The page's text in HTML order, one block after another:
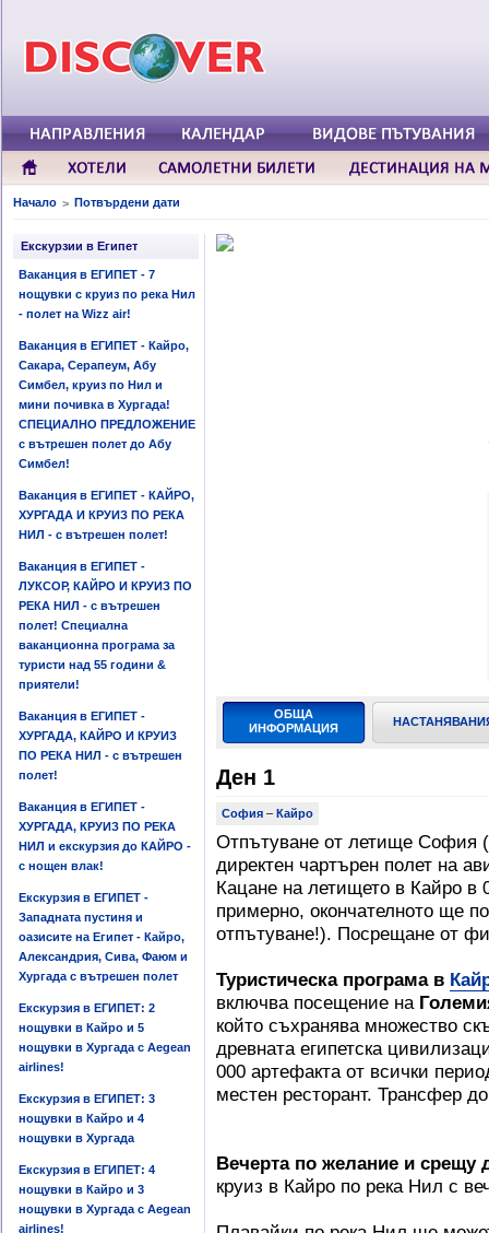
Начало > Потвърдени дати
Екскурзии в Египет
Ваканция в ЕГИПЕТ - 7
нощувки с круиз по река Нил
- полет на Wizz air!
Ваканция в ЕГИПЕТ - Кайро,
Сакара, Серапеум, Абу
Симбел, круиз по Нил и
мини почивка в Хургада!
СПЕЦИАЛНО ПРЕДЛОЖЕНИЕ
с вътрешен полет до Абу
Симбел!
Ваканция в ЕГИПЕТ - КАЙРО,
ХУРГАДА И КРУИЗ ПО РЕКА
НИЛ - с вътрешен полет!
Ваканция в ЕГИПЕТ -
ЛУКСОР, КАЙРО И КРУИЗ ПО
РЕКА НИЛ - с вътрешен
полет! Специална
ваканционна програма за
туристи над 55 години &
приятели!
Ваканция в ЕГИПЕТ -
ХУРГАДА, КАЙРО И КРУИЗ
ПО РЕКА НИЛ - с вътрешен
полет!
Ваканция в ЕГИПЕТ -
ХУРГАДА, КРУИЗ ПО РЕКА
НИЛ и екскурзия до КАЙРО -
с нощен влак!
Екскурзия в ЕГИПЕТ -
Западната пустиня и
оазисите на Египет - Кайро,
Александрия, Сива, Фаюм и
Хургада с вътрешен полет
Екскурзия в ЕГИПЕТ: 2
нощувки в Кайро и 5
нощувки в Хургада с Aegean
airlines!
Екскурзия в ЕГИПЕТ: 3
нощувки в Кайро и 4
нощувки в Хургада
Екскурзия в ЕГИПЕТ: 4
нощувки в Кайро и 3
нощувки в Хургада с Aegean
airlines!
ОБЩА
ИНФОРМАЦИЯ
Ден 1
София – Кайро
Отпътуване от летище София
директен чартърен полет на
Кацане на летището в Кайро в
примерно, окончателното ще
отпътуване!). Посрещане от
Туристическа програма в
включва посещение на
който съхранява множество
древната египетска
000 артефакта от всички
местен ресторант. Трансфер
Вечерта по желание и
круиз в Кайро по река Нил с